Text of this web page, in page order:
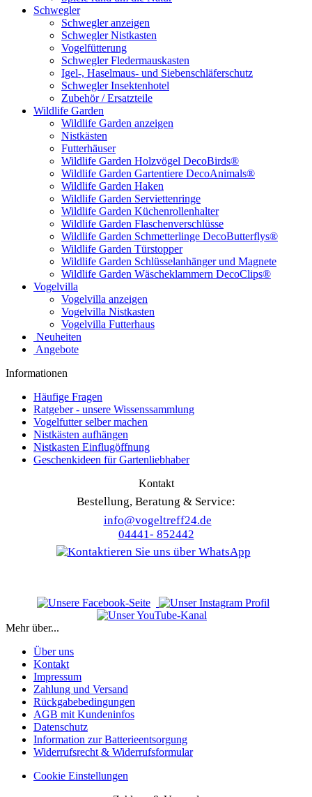
Schwegler
Schwegler anzeigen
Schwegler Nistkasten
Vogelfütterung
Schwegler Fledermauskasten
Igel-, Haselmaus- und Siebenschläferschutz
Schwegler Insektenhotel
Zubehör / Ersatzteile
Wildlife Garden
Wildlife Garden anzeigen
Nistkästen
Futterhäuser
Wildlife Garden Holzvögel DecoBirds®
Wildlife Garden Gartentiere DecoAnimals®
Wildlife Garden Haken
Wildlife Garden Serviettenringe
Wildlife Garden Küchenrollenhalter
Wildlife Garden Flaschenverschlüsse
Wildlife Garden Schmetterlinge DecoButterflys®
Wildlife Garden Türstopper
Wildlife Garden Schlüsselanhänger und Magnete
Wildlife Garden Wäscheklammern DecoClips®
Vogelvilla
Vogelvilla anzeigen
Vogelvilla Nistkasten
Vogelvilla Futterhaus
Neuheiten
Angebote
Informationen
Häufige Fragen
Ratgeber - unsere Wissenssammlung
Vogelfutter selber machen
Nistkästen aufhängen
Nistkasten Einflugöffnung
Geschenkideen für Gartenliebhaber
Kontakt
Bestellung, Beratung & Service:
info@vogeltreff24.de
04441- 852442
Mehr über...
Über uns
Kontakt
Impressum
Zahlung und Versand
Rückgabebedingungen
AGB mit Kundeninfos
Datenschutz
Information zur Batterieentsorgung
Widerrufsrecht & Widerrufsformular
Cookie Einstellungen